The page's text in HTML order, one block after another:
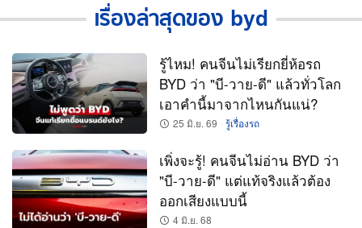
byd
เรื่องล่าสุดของ byd
รู้ไหม! คนจีนไม่เรียกยี่ห้อรถ
BYD ว่า "บี-วาย-ดี" แล้วทั่วโลก
เอาคำนี้มาจากไหนกันแน่?
25 มิ.ย. 69 รู้เรื่องรถ
เพิ่งจะรู้! คนจีนไม่อ่าน BYD ว่า
"บี-วาย-ดี" แต่แท้จริงแล้วต้อง
ออกเสียงแบบนี้
4 มิ.ย. 68